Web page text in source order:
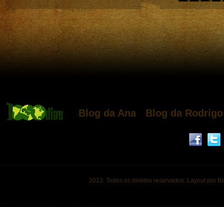
Blog da Ana Blog da Rodrigo
2012. Todos os direitos reservados. Layout por